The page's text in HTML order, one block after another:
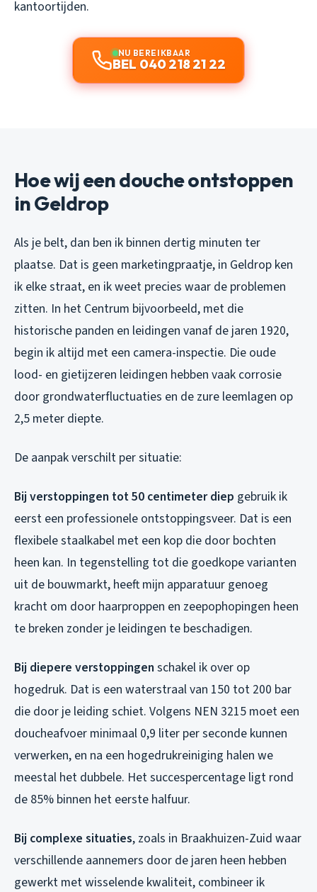
kantoortijden.
NU BEREIKBAAR
BEL 040 218 21 22
Hoe wij een douche ontstoppen
in Geldrop
Als je belt, dan ben ik binnen dertig minuten ter
plaatse. Dat is geen marketingpraatje, in Geldrop ken
ik elke straat, en ik weet precies waar de problemen
zitten. In het Centrum bijvoorbeeld, met die
historische panden en leidingen vanaf de jaren 1920,
begin ik altijd met een camera-inspectie. Die oude
lood- en gietijzeren leidingen hebben vaak corrosie
door grondwaterfluctuaties en de zure leemlagen op
2,5 meter diepte.
De aanpak verschilt per situatie:
Bij verstoppingen tot 50 centimeter diep gebruik ik
eerst een professionele ontstoppingsveer. Dat is een
flexibele staalkabel met een kop die door bochten
heen kan. In tegenstelling tot die goedkope varianten
uit de bouwmarkt, heeft mijn apparatuur genoeg
kracht om door haarproppen en zeepophopingen heen
te breken zonder je leidingen te beschadigen.
Bij diepere verstoppingen schakel ik over op
hogedruk. Dat is een waterstraal van 150 tot 200 bar
die door je leiding schiet. Volgens NEN 3215 moet een
doucheafvoer minimaal 0,9 liter per seconde kunnen
verwerken, en na een hogedrukreiniging halen we
meestal het dubbele. Het succespercentage ligt rond
de 85% binnen het eerste halfuur.
Bij complexe situaties, zoals in Braakhuizen-Zuid waar
verschillende aannemers door de jaren heen hebben
gewerkt met wisselende kwaliteit, combineer ik